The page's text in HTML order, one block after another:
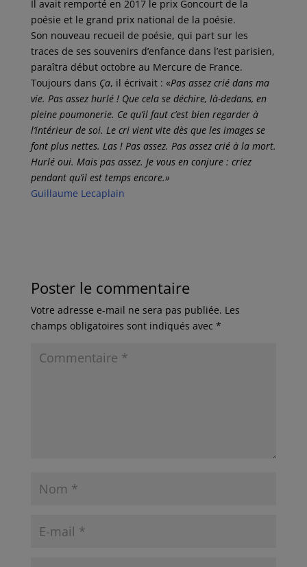
Il avait remporté en 2017 le prix Goncourt de la
poésie et le grand prix national de la poésie.
Son nouveau recueil de poésie, qui part sur les
traces de ses souvenirs d’enfance dans l’est parisien,
paraîtra début octobre au Mercure de France.
Toujours dans Ça, il écrivait : «Pas assez crié dans ma
vie. Pas assez hurlé ! Que cela se déchire, là-dedans, en
pleine poumonerie. Ce qu’il faut c’est bien regarder à
l’intérieur de soi. Le cri vient vite dès que les images se
font plus nettes. Las ! Pas assez. Pas assez crié à la mort.
Hurlé oui. Mais pas assez. Je vous en conjure : criez
pendant qu’il est temps encore.»
Guillaume Lecaplain
Poster le commentaire
Votre adresse e-mail ne sera pas publiée. Les
champs obligatoires sont indiqués avec *